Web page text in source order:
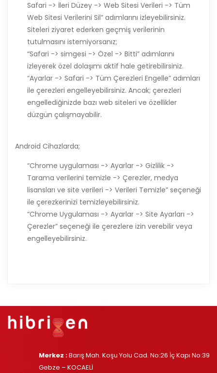
Safari -> İleri Düzey -> Web Sitesi Verileri -> Tüm
Web Sitesi Verilerini Sil” adımlarını izleyebilirsiniz.
Siteleri ziyaret ederken geçmiş verilerinin
tutulmasını istemiyorsanız;
“Safari -> simgesi -> Özel -> Bitti” adımlarını
izleyerek özel dolaşımı aktif hale getirebilirsiniz.
“Ayarlar -> Safari -> Tüm Çerezleri Engelle” adımları
ile çerezleri engelleyebilirsiniz. Ancak; çerezleri
engellediğinizde bazı web siteleri ve özellikler
düzgün çalışmayabilir.
Android Cihazlarda;
“Chrome uygulaması -> Ayarlar -> Gizlilik ->
Tarama verilerini temizle -> Çerezler, medya
lisansları ve site verileri -> Verileri Temizle” seçeneği
ile çerezkerinizi temizleyebilirsiniz.
“Chrome Uygulaması -> Ayarlar -> Site Ayarları ->
Çerezler” seçeneği ile çerezlere izin verebilir veya
engelleyebilirsiniz.
Merkez :Barış Mah. Koşu Yolu Cad. No:26 İç Kapı No:39
Gebze – KOCAELİ